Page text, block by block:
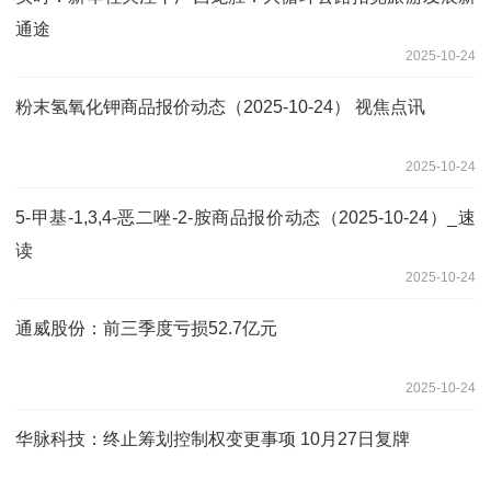
通途
2025-10-24
粉末氢氧化钾商品报价动态（2025-10-24） 视焦点讯
2025-10-24
5-甲基-1,3,4-恶二唑-2-胺商品报价动态（2025-10-24）_速
读
2025-10-24
通威股份：前三季度亏损52.7亿元
2025-10-24
华脉科技：终止筹划控制权变更事项 10月27日复牌